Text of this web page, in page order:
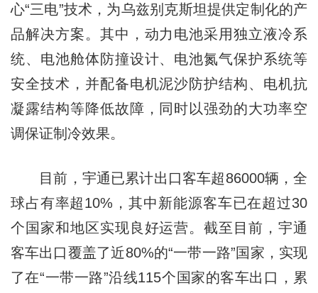
心“三电”技术，为乌兹别克斯坦提供定制化的产
品解决方案。其中，动力电池采用独立液冷系
统、电池舱体防撞设计、电池氮气保护系统等
安全技术，并配备电机泥沙防护结构、电机抗
凝露结构等降低故障，同时以强劲的大功率空
调保证制冷效果。
目前，宇通已累计出口客车超86000辆，全
球占有率超10%，其中新能源客车已在超过30
个国家和地区实现良好运营。截至目前，宇通
客车出口覆盖了近80%的“一带一路”国家，实现
了在“一带一路”沿线115个国家的客车出口，累